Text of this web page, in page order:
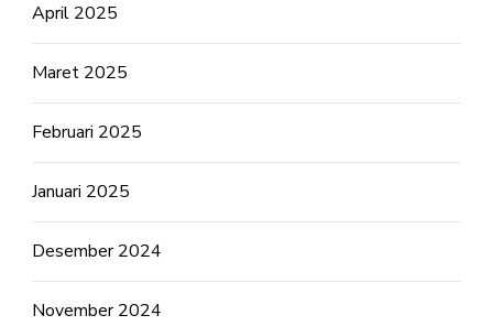
April 2025
Maret 2025
Februari 2025
Januari 2025
Desember 2024
November 2024